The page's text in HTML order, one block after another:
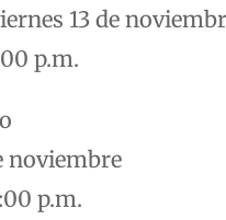
13 de noviembre
p.m.
noviembre
p.m.